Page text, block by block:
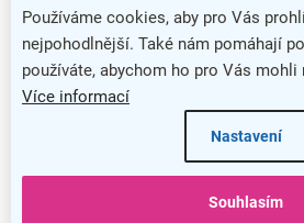
Používáme cookies, aby pro Vás
nejpohodlnější. Také nám pomáhají
používáte, abychom ho pro Vás mohli
Více informací
Nastavení
Souhlasím
O
v
l
á
položek celkem